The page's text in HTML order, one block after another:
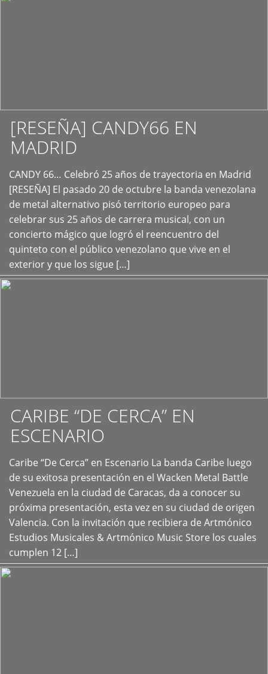
[RESEÑA] CANDY66 EN
MADRID
CANDY 66… Celebró 25 años de trayectoria en Madrid
[RESEÑA] El pasado 20 de octubre la banda venezolana
de metal alternativo pisó territorio europeo para
celebrar sus 25 años de carrera musical, con un
concierto mágico que logró el reencuentro del
quinteto con el público venezolano que vive en el
exterior y que los sigue […]
+
CARIBE “DE CERCA” EN
ESCENARIO
Caribe “De Cerca” en Escenario La banda Caribe luego
de su exitosa presentación en el Wacken Metal Battle
Venezuela en la ciudad de Caracas, da a conocer su
próxima presentación, esta vez en su ciudad de origen
Valencia. Con la invitación que recibiera de Artmónico
Estudios Musicales & Artmónico Music Store los cuales
cumplen 12 […]
+